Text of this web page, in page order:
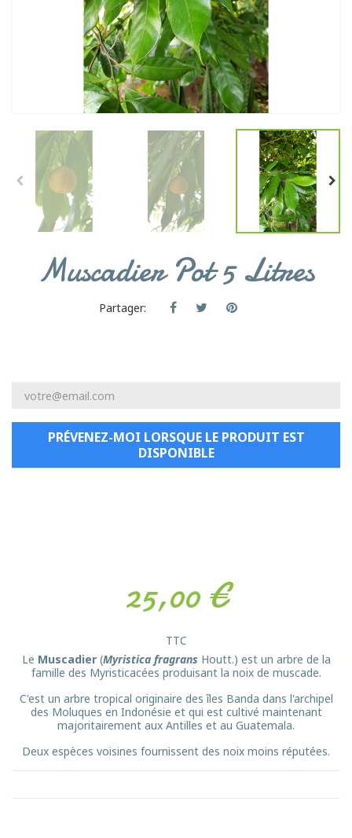
Muscadier Pot 5 Litres
Partager:
PRÉVENEZ-MOI LORSQUE LE PRODUIT EST
DISPONIBLE
25,00 €
TTC
Le Muscadier(Myristica fragrans Houtt.) est un arbre de la
famille des Myristicacées produisant la noix de muscade.
C'est un arbre tropical originaire des îles Banda dans l'archipel
des Moluques en Indonésie et qui est cultivé maintenant
majoritairement aux Antilles et au Guatemala.
Deux espèces voisines fournissent des noix moins réputées.